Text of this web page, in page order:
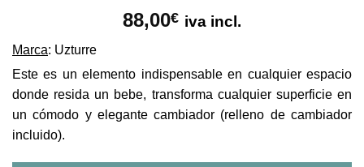
88,00€ iva incl.
Marca: Uzturre
Este es un elemento indispensable en cualquier espacio
donde resida un bebe, transforma cualquier superficie en
un cómodo y elegante cambiador (relleno de cambiador
incluido).